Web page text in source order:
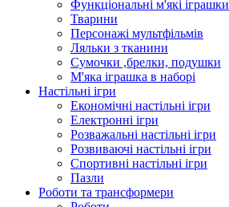
Функціональні м'які іграшки
Тварини
Персонажі мультфільмів
Ляльки з тканини
Сумочки ,брелки, подушки
М'яка іграшка в наборі
Настільні ігри
Економічні настільні ігри
Електронні ігри
Розважальні настільні ігри
Розвиваючі настільні ігри
Спортивні настільні ігри
Пазли
Роботи та трансформери